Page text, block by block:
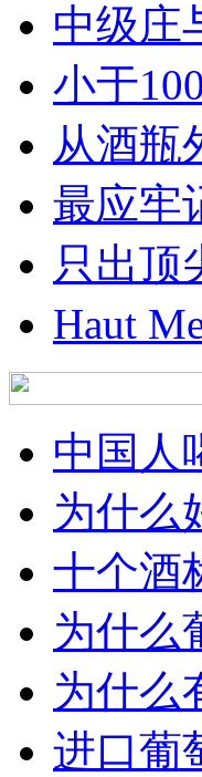
中级庄
小于
从酒瓶
最应牢
只出顶
Haut
中国人
为什么
十个酒
为什么
为什么
进口葡